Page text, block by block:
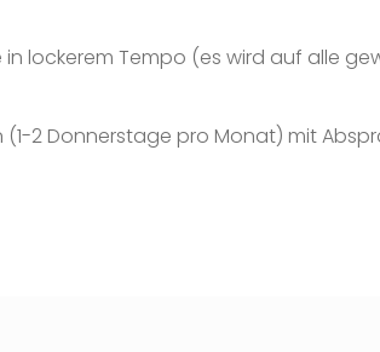
lockerem Tempo (es wird auf alle
(1-2 Donnerstage pro Monat) mit